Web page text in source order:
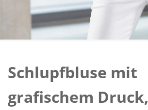
Schlupfbluse mit
grafischem Druck,